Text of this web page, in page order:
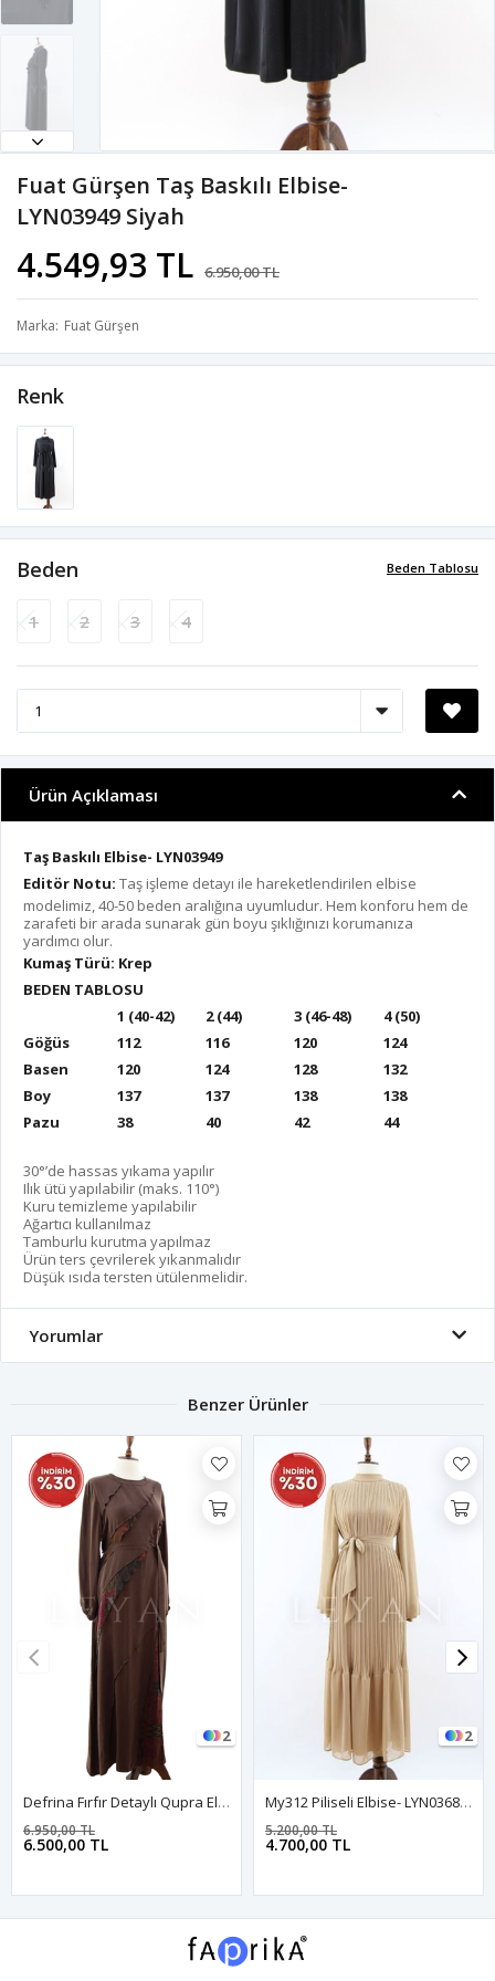
Fuat Gürşen Taş Baskılı Elbise-
LYN03949 Siyah
4.549,93 TL 6.950,00 TL
Marka Fuat Gürşen
Renk
Beden Tablosu
Beden
1 2 3 4
Ürün Açıklaması
Taş Baskılı Elbise- LYN03949
Editör Notu: Taş işleme detayı ile hareketlendirilen elbise
modelimiz, 40-50 beden aralığına uyumludur. Hem konforu hem de
zarafeti bir arada sunarak gün boyu şıklığınızı korumanıza
yardımcı olur.
Kumaş Türü: Krep
BEDEN TABLOSU
1 (40-42)
2 (44) 3 (46-48)
4 (50)
Göğüs
112 116 120
124
Basen
120 124 128
132
Boy
137 137 138
138
Pazu
38 40 42 44
30°’de hassas yıkama yapılır
Ilık ütü yapılabilir (maks. 110°)
Kuru temizleme yapılabilir
Ağartıcı kullanılmaz
Tamburlu kurutma yapılmaz
Ürün ters çevrilerek yıkanmalıdır
Düşük ısıda tersten ütülenmelidir.
Yorumlar
Benzer Ürünler
2
Defrina Fırfır Detaylı Qupra Elbise- LYN04651 Kahve
6.500,00 TL
6.950,00 TL
2
My312 Piliseli Elbise- LYN03689 Bej
4.700,00 TL
5.200,00 TL